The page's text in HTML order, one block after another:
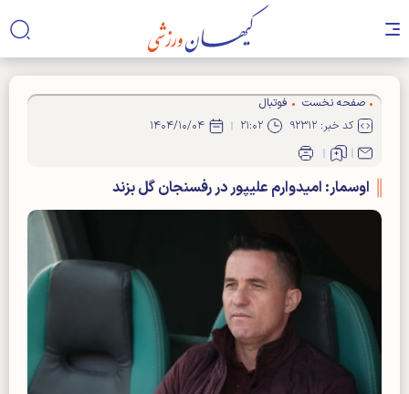
صفحه نخست
فوتبال
کد خبر: ۹۲۳۱۲
۲۱:۰۲ ۱۴۰۴/۱۰/۰۴
اوسمار: امیدوارم علیپور در رفسنجان گل بزند